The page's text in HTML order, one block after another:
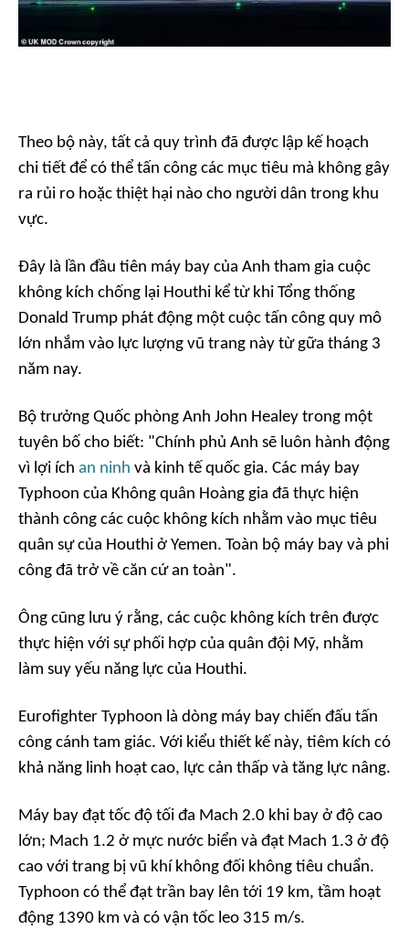
Theo bộ này, tất cả quy trình đã được lập kế hoạch
chi tiết để có thể tấn công các mục tiêu mà không gây
ra rủi ro hoặc thiệt hại nào cho người dân trong khu
vực.
Đây là lần đầu tiên máy bay của Anh tham gia cuộc
không kích chống lại Houthi kể từ khi Tổng thống
Donald Trump phát động một cuộc tấn công quy mô
lớn nhắm vào lực lượng vũ trang này từ gữa tháng 3
năm nay.
Bộ trưởng Quốc phòng Anh John Healey trong một
tuyên bố cho biết: "Chính phủ Anh sẽ luôn hành động
vì lợi ích an ninh và kinh tế quốc gia. Các máy bay
Typhoon của Không quân Hoàng gia đã thực hiện
thành công các cuộc không kích nhằm vào mục tiêu
quân sự của Houthi ở Yemen. Toàn bộ máy bay và phi
công đã trở về căn cứ an toàn".
Ông cũng lưu ý rằng, các cuộc không kích trên được
thực hiện với sự phối hợp của quân đội Mỹ, nhằm
làm suy yếu năng lực của Houthi.
Eurofighter Typhoon là dòng máy bay chiến đấu tấn
công cánh tam giác. Với kiểu thiết kế này, tiêm kích có
khả năng linh hoạt cao, lực cản thấp và tăng lực nâng.
Máy bay đạt tốc độ tối đa Mach 2.0 khi bay ở độ cao
lớn; Mach 1.2 ở mực nước biển và đạt Mach 1.3 ở độ
cao với trang bị vũ khí không đối không tiêu chuẩn.
Typhoon có thể đạt trần bay lên tới 19 km, tầm hoạt
động 1390 km và có vận tốc leo 315 m/s.